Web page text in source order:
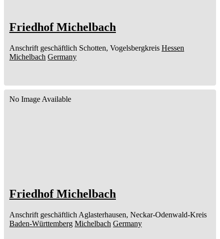
Friedhof Michelbach
Anschrift geschäftlich Schotten, Vogelsbergkreis Hessen
Michelbach Germany
No Image Available
Friedhof Michelbach
Anschrift geschäftlich Aglasterhausen, Neckar-Odenwald-Kreis
Baden-Württemberg Michelbach Germany